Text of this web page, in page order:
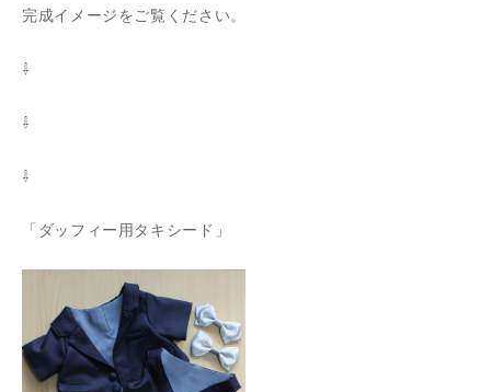
完成イメージをご覧ください。
⇩
⇩
⇩
「ダッフィー用タキシード」